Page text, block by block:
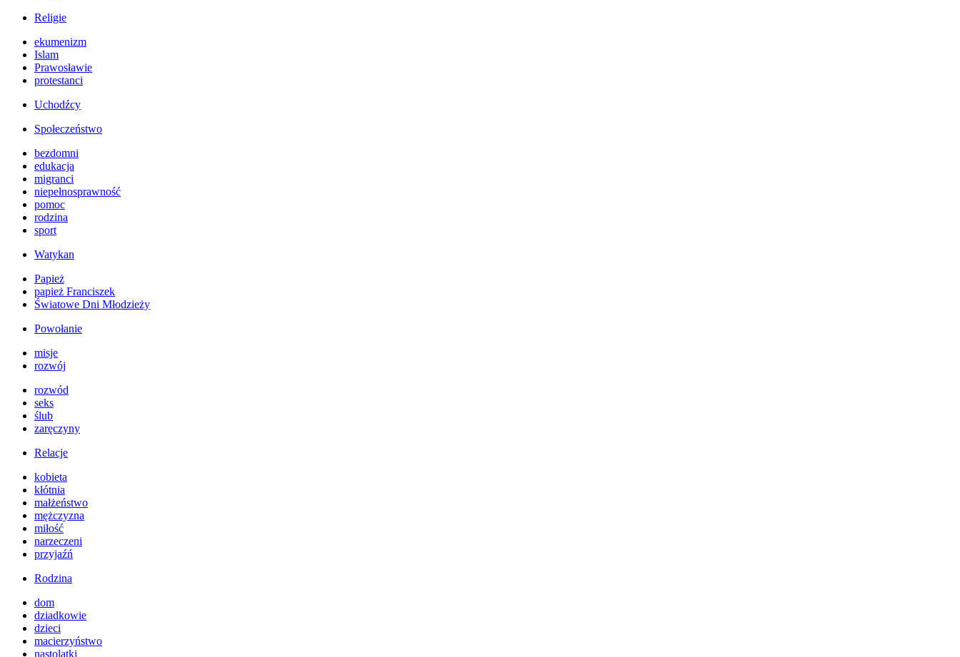
Religie
ekumenizm
Islam
Prawosławie
protestanci
Uchodźcy
Społeczeństwo
bezdomni
edukacja
migranci
niepełnosprawność
pomoc
rodzina
sport
Watykan
Papież
papież Franciszek
Światowe Dni Młodzieży
Powołanie
misje
rozwój
rozwód
seks
ślub
zaręczyny
Relacje
kobieta
kłótnia
małżeństwo
mężczyzna
miłość
narzeczeni
przyjaźń
Rodzina
dom
dziadkowie
dzieci
macierzyństwo
nastolatki